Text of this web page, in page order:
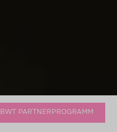
BWT PARTNERPROGRAMM